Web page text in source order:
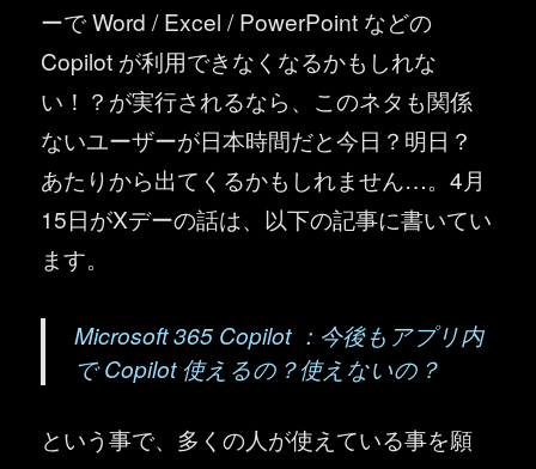
ーで Word / Excel / PowerPoint などの
Copilot が利用できなくなるかもしれな
い！？が実行されるなら、このネタも関係
ないユーザーが日本時間だと今日？明日？
あたりから出てくるかもしれません…。4月
15日がXデーの話は、以下の記事に書いてい
ます。
Microsoft 365 Copilot ：今後もアプリ内
で Copilot 使えるの？使えないの？
という事で、多くの人が使えている事を願